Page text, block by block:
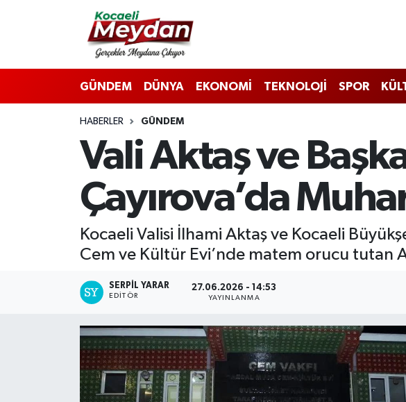
GÜNDEM DÜNYA EKONOMİ TEKNOLOJİ SPOR
HABERLER GÜNDEM
Vali Aktaş ve
Çayırova’da
Kocaeli Valisi İlhami Aktaş ve Kocaeli
Cem ve Kültür Evi’nde matem orucu tutan
SERPİL YARAR
EDITÖR
27.06.2026 - 14:53
YAYINLANMA
Nöbetçi Eczaneler
Hava Durumu
Trafik Durumu
Süper Lig Puan Durumu ve Fikstür
Tüm Manşetler
Son Dakika Haberleri